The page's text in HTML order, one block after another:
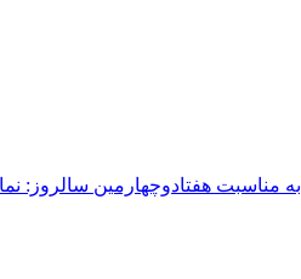
به مناسبت هفتادوچهارمین سالروز: نمایندگان مجلس زار